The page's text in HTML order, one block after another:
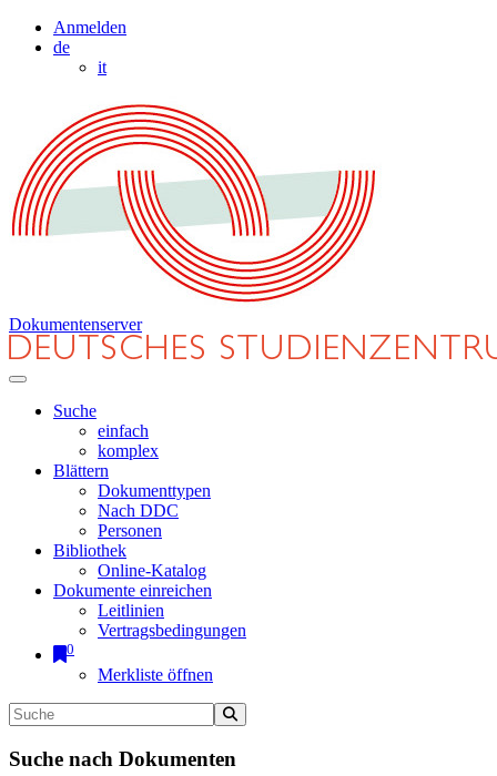
Anmelden
de
it
Dokumentenserver
Suche
einfach
komplex
Blättern
Dokumenttypen
Nach DDC
Personen
Bibliothek
Online-Katalog
Dokumente einreichen
Leitlinien
Vertragsbedingungen
0
Merkliste öffnen
Suche nach Dokumenten